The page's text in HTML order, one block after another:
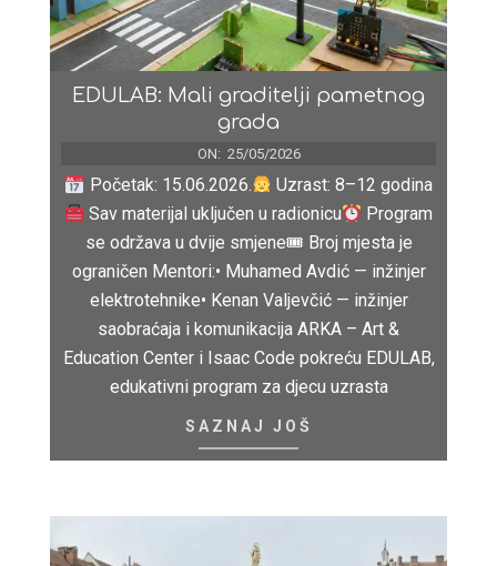
EDULAB: Mali graditelji pametnog
grada
ON: 25/05/2026
Početak: 15.06.2026.
Uzrast: 8–12 godina
Sav materijal uključen u radionicu
Program
se održava u dvije smjene🎟 Broj mjesta je
ograničen Mentori:• Muhamed Avdić — inžinjer
elektrotehnike• Kenan Valjevčić — inžinjer
saobraćaja i komunikacija ARKA – Art &
Education Center i Isaac Code pokreću EDULAB,
edukativni program za djecu uzrasta
SAZNAJ JOŠ